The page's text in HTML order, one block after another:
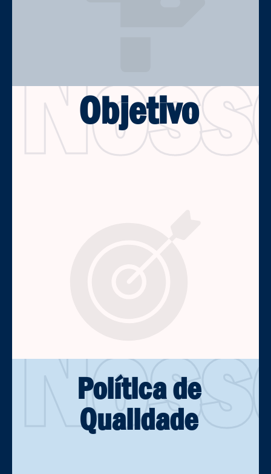
Objetivo
Política de
Qualidade